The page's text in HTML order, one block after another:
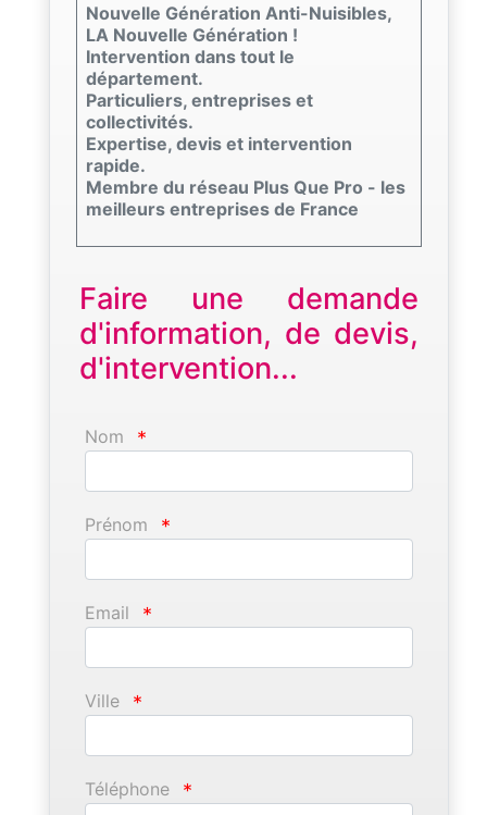
Nouvelle Génération Anti-Nuisibles,
LA Nouvelle Génération !
Intervention dans tout le
département.
Particuliers, entreprises et
collectivités.
Expertise, devis et intervention
rapide.
Membre du réseau Plus Que Pro - les
meilleurs entreprises de France
Faire une demande
d'information, de devis,
d'intervention...
Nom *
Prénom *
Email *
Ville *
Téléphone *